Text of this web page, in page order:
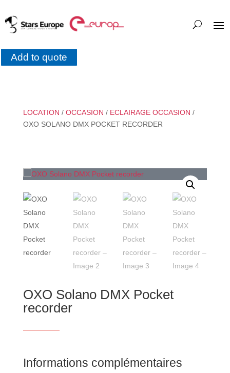
Add to quote
LOCATION / OCCASION / ECLAIRAGE OCCASION /
OXO SOLANO DMX POCKET RECORDER
OXO Solano DMX Pocket
recorder
Informations complémentaires